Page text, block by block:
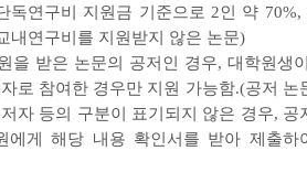
독연구비 지원금 기준으로 2인 약 70%,
내연구비를 지원받지 않은 논문)
을 받은 논문의 공저인 경우, 대학원생
로 참여한 경우만 지원 가능함.(공저 논
자 등의 구분이 표기되지 않은 경우, 공
에게 해당 내용 확인서를 받아 제출하